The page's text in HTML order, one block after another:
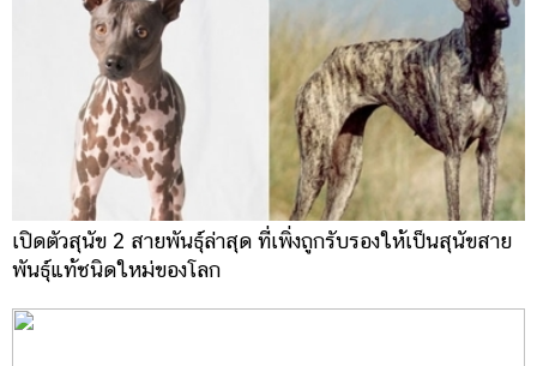
เปิดตัวสุนัข 2 สายพันธุ์ล่าสุด ที่เพิ่งถูกรับรองให้เป็นสุนัขสาย
พันธุ์แท้ชนิดใหม่ของโลก